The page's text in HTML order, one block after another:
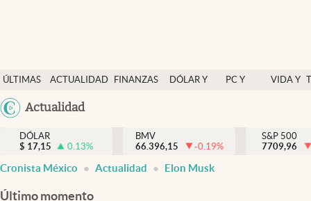
ÚLTIMAS
NOTICIAS
ACTUALIDAD
FINANZAS
DÓLAR Y
PC Y
VIDA Y
México
Actualidad
Actualidad
Finanzas y economía
Dólar y mercados
Opinión
DÓLAR
$ 17,15 0.13%
BMV
66.396,15
-0.19%
S&P 500
7709,96
Cronista México Actualidad Elon Musk
Último momento